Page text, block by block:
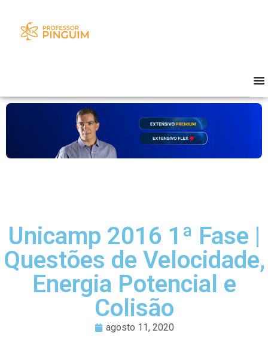
Unicamp 2016 1ª Fase |
Questões de Velocidade,
Energia Potencial e
Colisão
agosto 11, 2020